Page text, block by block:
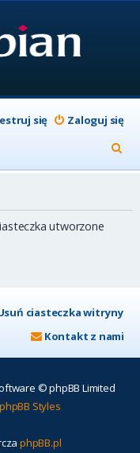
Zaloguj się
się
z
utworzone
ciasteczka witryny
Kontakt z nami
© phpBB Limited
Styles
phpBB.pl